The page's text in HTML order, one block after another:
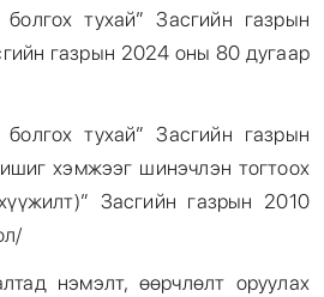
болгох тухай” Засгийн газрын
газрын 2024 оны 80 дугаар
болгох тухай” Засгийн газрын
хэмжээг шинэчлэн тогтоох
Засгийн газрын 2010
нэмэлт, өөрчлөлт оруулах